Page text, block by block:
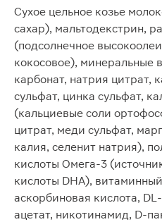
Сухое цельное козье
сахар), мальтодекстрин,
(подсолнечное
кокосовое), минеральные
карбонат, натрия цитрат,
сульфат, цинка сульфат,
(кальциевые соли
цитрат, меди сульфат,
калия, селенит натрия),
кислоты Омега-3
кислоты DHA),
аскорбиновая кислота,
ацетат, никотинамид, D-